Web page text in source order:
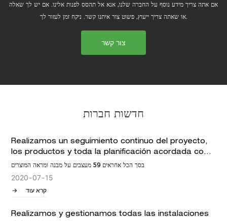
אם אתה צריך מידע נוסף על החברה שלנו, אנא אל תהסס לפנות אלינו. אם יש לך שאלה
או שאתה צריך ייעוץ, פשוט צור איתנו קשר. ניקח זמן לעזור לך.
צור קשר
חדשות חברות
Realizamos un seguimiento continuo del proyecto,
los productos y toda la planificación acordada con
el cliente
בסך הכל אחראים 59 מעצבים על מבנה ומראה המוצרים
2020 07 15
קרא עוד
Realizamos y gestionamos todas las instalaciones